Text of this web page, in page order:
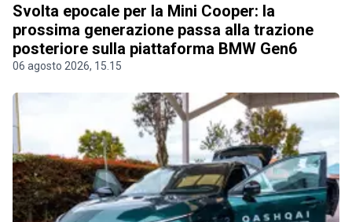
Svolta epocale per la Mini Cooper: la
prossima generazione passa alla trazione
posteriore sulla piattaforma BMW Gen6
06 agosto 2026, 15.15